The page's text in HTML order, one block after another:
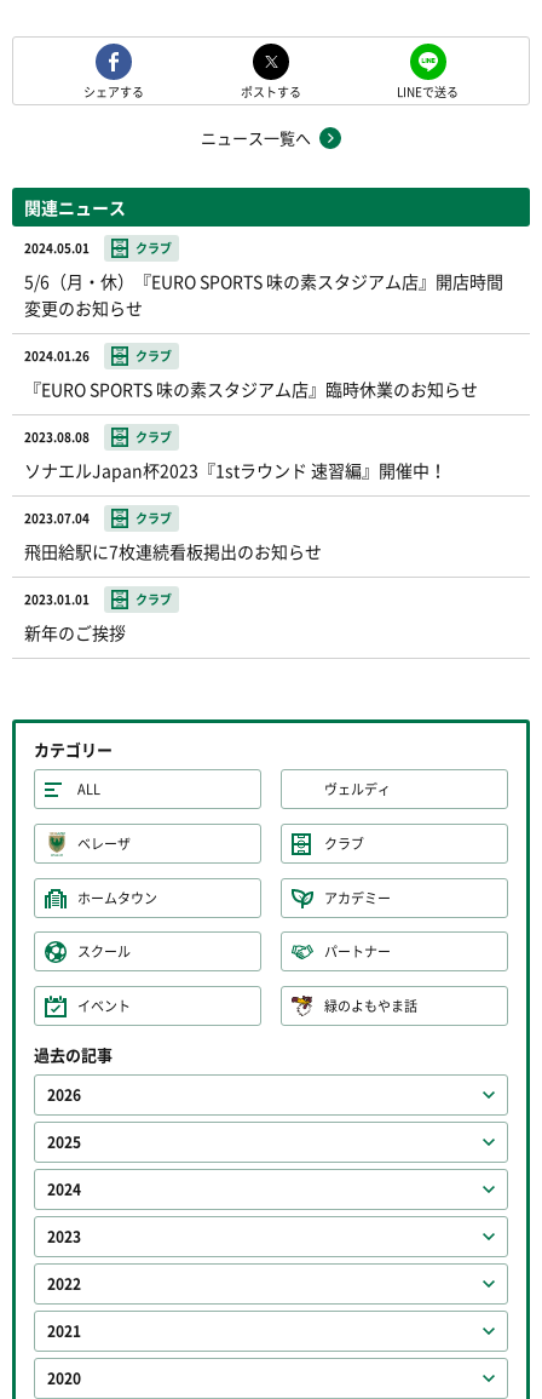
シェアする ポストする LINEで送る
ニュース一覧へ
関連ニュース
2024.05.01 クラブ
5/6（月・休）『EURO SPORTS 味の素スタジアム店』開店時間
変更のお知らせ
2024.01.26 クラブ
『EURO SPORTS 味の素スタジアム店』臨時休業のお知らせ
2023.08.08 クラブ
ソナエルJapan杯2023『1stラウンド 速習編』開催中！
2023.07.04 クラブ
飛田給駅に7枚連続看板掲出のお知らせ
2023.01.01 クラブ
新年のご挨拶
カテゴリー
ALL ヴェルディ
ベレーザ クラブ
ホームタウン アカデミー
スクール パートナー
イベント 緑のよもやま話
過去の記事
2026
2025
2024
2023
2022
2021
2020